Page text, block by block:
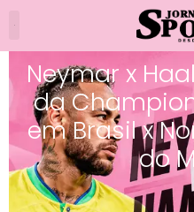
Neymar x
da
em Brasil x
do